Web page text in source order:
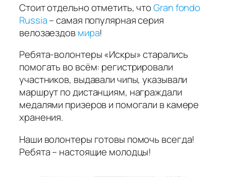
Стоит отдельно отметить, чтоGran fondo
Russia– самая популярная серия
велозаездовмира!
Ребята-волонтеры «Искры» старались
помогать во всём: регистрировали
участников, выдавали чипы, указывали
маршрут по дистанциям, награждали
медалями призеров и помогали в камере
хранения.
Наши волонтеры готовы помочь всегда!
Ребята – настоящие молодцы!